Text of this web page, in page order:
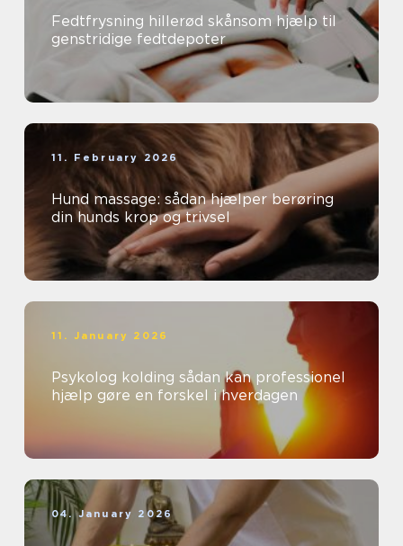
Fedtfrysning hillerød skånsom hjælp til
genstridige fedtdepoter
11. February 2026
Hund massage: sådan hjælper berøring
din hunds krop og trivsel
11. January 2026
Psykolog kolding sådan kan professionel
hjælp gøre en forskel i hverdagen
04. January 2026